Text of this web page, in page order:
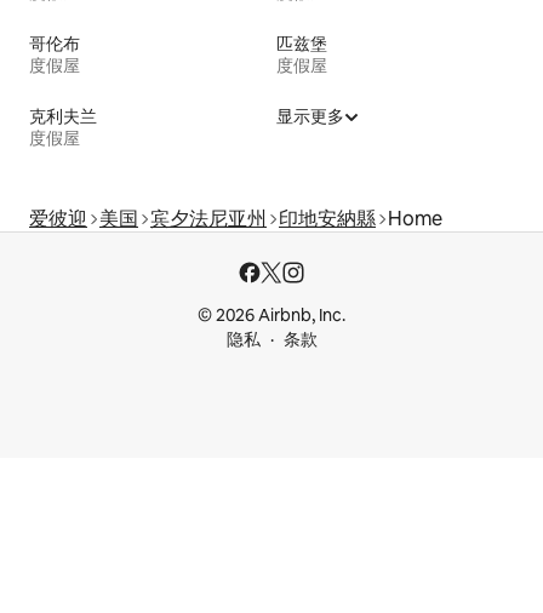
哥伦布
度假屋
匹兹堡
度假屋
克利夫兰
度假屋
显示更多
爱彼迎 美国 宾夕法尼亚州 印地安納縣 Home
© 2026 Airbnb, Inc.
隐私
条款